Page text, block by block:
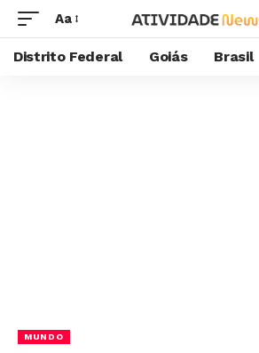
Aa
Distrito Federal Goiás Brasil
MUNDO